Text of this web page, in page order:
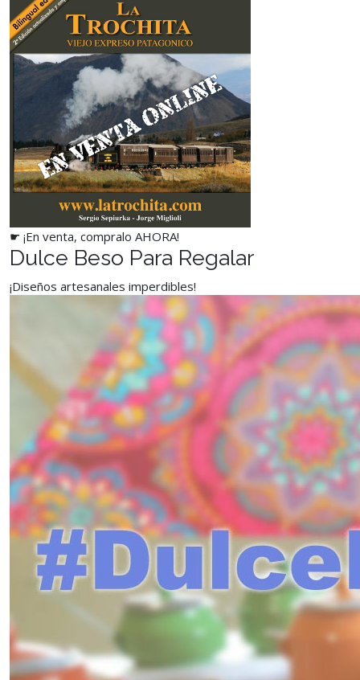
☛ ¡En venta, compralo AHORA!
Dulce Beso Para Regalar
¡Diseños artesanales imperdibles!